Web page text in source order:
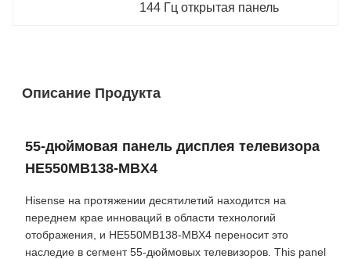
144 Гц открытая панель
Описание Продукта
55-дюймовая панель дисплея телевизора
HE550MB138-MBX4
Hisense на протяжении десятилетий находится на
переднем крае инноваций в области технологий
отображения, и HE550MB138-MBX4 переносит это
наследие в сегмент 55-дюймовых телевизоров. This panel